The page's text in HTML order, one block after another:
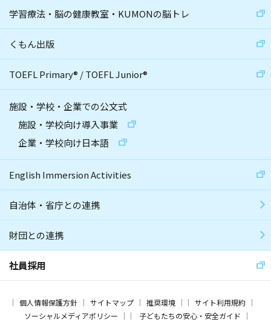
学習療法・脳の健康教室・KUMONの脳トレ
くもん出版
TOEFL Primary® /TOEFL Junior®
施設・学校・企業での公文式
施設・学校向け導入事業
企業・学校向け日本語
English Immersion Activities
自治体・省庁との連携
財団との連携
社員採用
個人情報保護方針 サイトマップ 推奨環境
サイト利用規約
ソーシャルメディアポリシー
子どもたちの安心・安全ガイド